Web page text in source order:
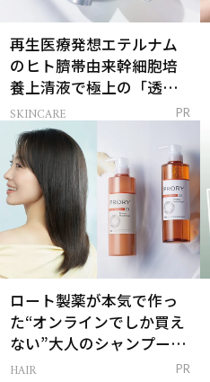
再生医療発想エテルナム
のヒト臍帯由来幹細胞培
養上清液で極上の「透明
感ハリ肌」へ
SKINCARE PR
ロート製薬が本気で作っ
た“オンラインでしか買え
ない”大人のシャンプー＆
トリートメントって？
HAIR PR